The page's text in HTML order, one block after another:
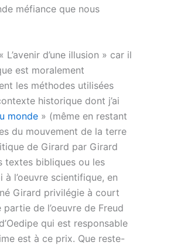
méfiance que nous
d’une illusion » car il
est moralement
les méthodes utilisées
historique dont j’ai
monde » (même en restant
du mouvement de la terre
de Girard par Girard
textes bibliques ou les
l’oeuvre scientifique, en
Girard privilégie à court
de l’oeuvre de Freud
qui est responsable
est à ce prix. Que reste-